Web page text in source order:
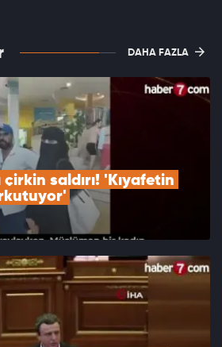
DAHA FAZLA
çirkin saldırı! 'Kıyafetin